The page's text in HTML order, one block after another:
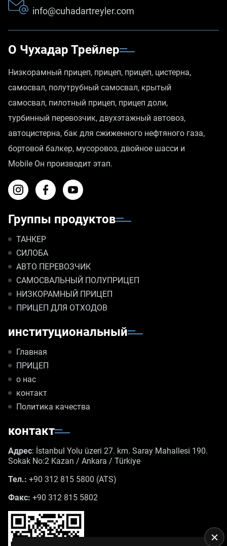
info@cuhadartreyler.com
О Чухадар Трейлер
Низкорамный прицеп, прицеп, прицеп, цистерна,
самосвал, полутрубный самосвал, крытый
самосвал, пилотный прицеп, прицеп доли,
турбинный перевозчик, двухэтажный автовоз,
автоцистерна, бак для сжиженного нефтяного газа,
бортовой балкер, мусоровоз, двойное шасси и
Mobile Он производит этап.
Группы продуктов
ТАНКЕР
СИЛОБА
АВТО ПЕРЕВОЗЧИК
САМОСВАЛЬНЫЙ ПОЛУПРИЦЕП
НИЗКОРАМНЫЙ ПРИЦЕП
ПРИЦЕП ДЛЯ ОТХОДОВ
институциональный
Главная
ПРИЦЕП
о нас
контакт
Политика качества
контакт
Адрес: İstanbul Yolu üzeri 27. km. Saray Mahallesi 190.
Sokak No:2 Kazan / Ankara / Türkiye
Тел.: +90 312 815 5800 (ATS)
Факс: +90 312 815 5802